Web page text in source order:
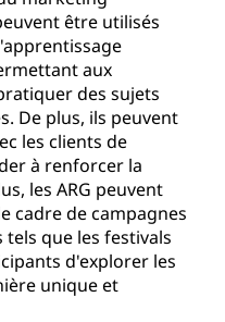
être utilisés
aux
des sujets
De plus, ils peuvent
les clients de
à renforcer la
les ARG peuvent
cadre de campagnes
que les festivals
d'explorer les
unique et